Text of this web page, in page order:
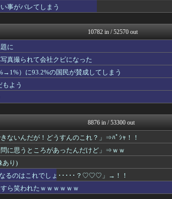
て死亡
ぶる速-VIP
分
コノユビニュース｜みんなの...
しょ･･･...
不思議.net - 5ch...
いたしん！
果てた姿で発...
VIPPER速報
」
妹はVIPPER
ラビット速報
スコールちゃんねる｜２ちゃ...
ｗｗｗｗｗ
不思議.net - 5ch...
筋肉速報
いたしん！
ｗｗｗｗｗ
えっ!?またここのサイト?
BIPブログ
ｗ...
バズッター速報
い」
事がバレてしまう
10782 in / 52570 out
に
真撮られて会社クビになった
）に93.2%の国民が賛成してしまう
よう
8876 in / 53300 out
ないんだが！どうすんのこれ？」⇒ﾊﾟｼｬ！！
に思うところがあったんだけど」⇒ｗｗ
あり)
なるのはこれでしょ･････？♡♡♡」→！！
ら笑われたｗｗｗｗｗｗ